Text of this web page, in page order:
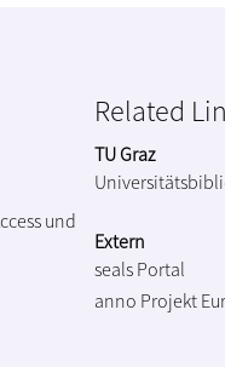
und
Related
TU Graz
Extern
seals Portal
anno Projekt